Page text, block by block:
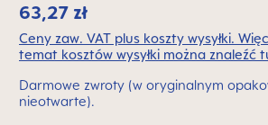
63,27 zł
Ceny zaw. VAT plus koszty wysyłki.
temat kosztów wysyłki można znaleźć
Darmowe zwroty (w oryginalnym
nieotwarte).